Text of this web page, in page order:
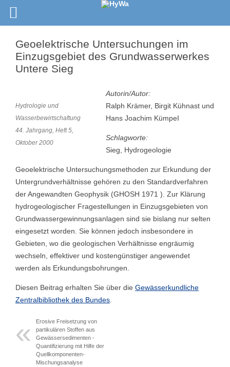
Geoelektrische Untersuchungen im
Einzugsgebiet des Grundwasserwerkes
Untere Sieg
Hydrologie und
Wasserbewirtschaftung
44. Jahrgang, Heft 5,
Oktober 2000
Autorin/Autor:
Ralph Krämer, Birgit Kühnast und
Hans Joachim KümpeI
Schlagworte:
Sieg, Hydrogeologie
Geoelektrische Untersuchungsmethoden zur Erkundung der
Untergrundverhältnisse gehören zu den Standardverfahren
der Angewandten Geophysik (GHOSH 1971 ). Zur Klärung
hydrogeologischer Fragestellungen in Einzugsgebieten von
Grundwassergewinnungsanlagen sind sie bislang nur selten
eingesetzt worden. Sie können jedoch insbesondere in
Gebieten, wo die geologischen Verhältnisse engräumig
wechseln, effektiver und kostengünstiger angewendet
werden als Erkundungsbohrungen.
Diesen Beitrag erhalten Sie über die Gewässerkundliche
Zentralbibliothek des Bundes
Erosive Freisetzung von
partikulären Stoffen aus
Gewässersedimenten -
Quantifizierung mit Hilfe der
Quellkomponenten-
Mischungsanalyse